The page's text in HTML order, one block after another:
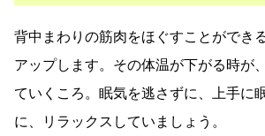
背中まわりの筋肉をほぐすことができ
アップします。その体温が下がる時が
ていくころ。眠気を逃さずに、上手に
に、リラックスしていましょう。